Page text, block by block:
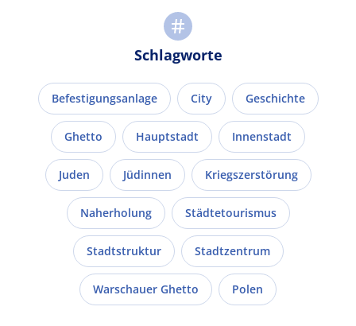
Schlagworte
Befestigungsanlage City Geschichte
Ghetto Hauptstadt Innenstadt
Juden Jüdinnen Kriegszerstörung
Naherholung Städtetourismus
Stadtstruktur Stadtzentrum
Warschauer Ghetto Polen